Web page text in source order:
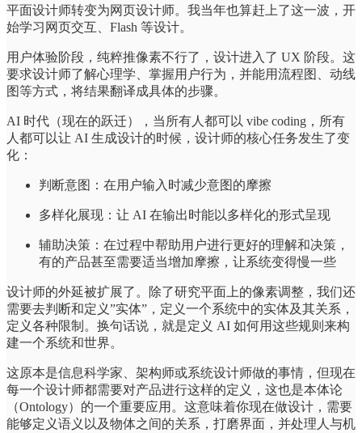
平面设计师转变为网页设计师。我当年也算赶上了这一波，开
始学习网页交互、Flash 等设计。
用户体验阶段，纯粹推像素不行了，设计进入了 UX 阶段。这
要求设计师了解心理学、掌握用户行为，并能用流程图、动线
图等方式，将结果翻译成具体的步骤。
AI 时代（现在的跃迁），当所有人都可以 vibe coding，所有
人都可以让 AI 生成设计的时候，设计师的核心任务发生了变
化：
判断意图：在用户输入时减少意图的摩擦
多样化展现：让 AI 在输出时能以多样化的形式呈现
辅助决策：在过程中帮助用户进行更好的理解和决策，
有的产品甚至需要适当增加摩擦，让系统变得慢一些
设计师的外延被扩展了。除了研究平面上的像素调整，我们还
需要去判断和定义”实体”，定义一个系统中的实体及其关系，
定义各种限制。换句话说，就是定义 AI 如何用这些规则来构
建一个系统和世界。
这原本是信息科学家、架构师或系统设计师做的事情，但现在
每一个设计师都需要对产品进行这样的定义，这也是本体论
（Ontology）的一个重要应用。这意味着你现在做设计，需要
能够定义语义以及物体之间的关系，打磨界面，并处理人与机